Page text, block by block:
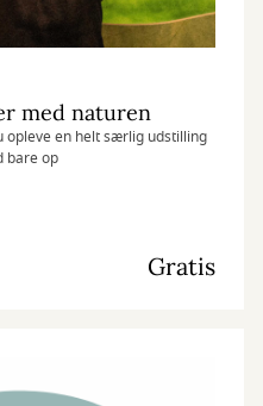
med naturen
opleve en helt særlig udstilling
bare op
Gratis